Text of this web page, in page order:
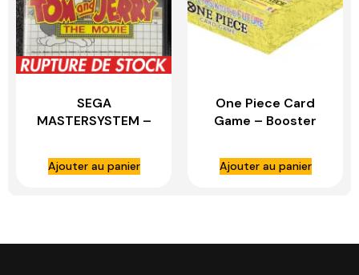
SEGA
MASTERSYSTEM –
THE MOVIE
COMPLET
Ajouter au panier
One Piece Card
Game – Booster
500 Years in the
future
Ajouter au panier